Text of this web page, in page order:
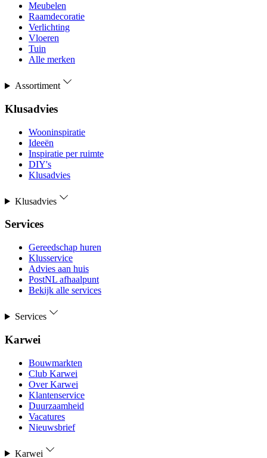
Meubelen
Raamdecoratie
Verlichting
Vloeren
Tuin
Alle merken
Assortiment
Klusadvies
Wooninspiratie
Ideeën
Inspiratie per ruimte
DIY's
Klusadvies
Klusadvies
Services
Gereedschap huren
Klusservice
Advies aan huis
PostNL afhaalpunt
Bekijk alle services
Services
Karwei
Bouwmarkten
Club Karwei
Over Karwei
Klantenservice
Duurzaamheid
Vacatures
Nieuwsbrief
Karwei